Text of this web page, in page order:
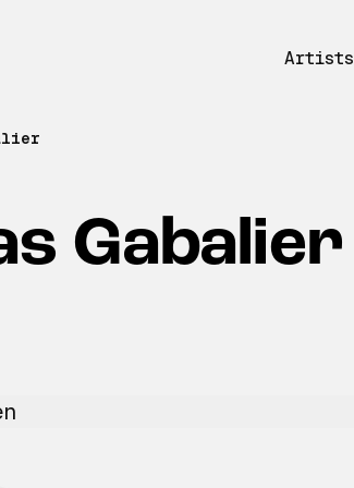
Artists
Gabalier